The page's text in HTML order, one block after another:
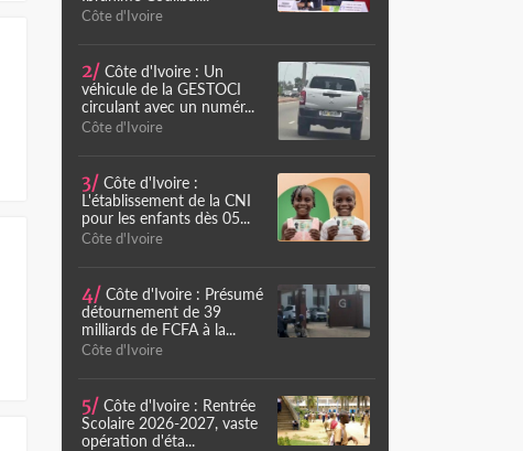
Côte d'Ivoire
2/ Côte d'Ivoire : Un
véhicule de la GESTOCI
circulant avec un numér...
Côte d'Ivoire
3/ Côte d'Ivoire :
L'établissement de la CNI
pour les enfants dès 05...
Côte d'Ivoire
4/ Côte d'Ivoire : Présumé
détournement de 39
milliards de FCFA à la...
Côte d'Ivoire
5/ Côte d'Ivoire : Rentrée
Scolaire 2026-2027, vaste
opération d'éta...